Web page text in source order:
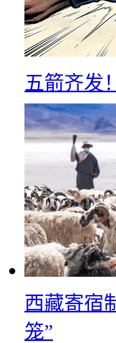
五箭齐发
西藏寄宿
笼”